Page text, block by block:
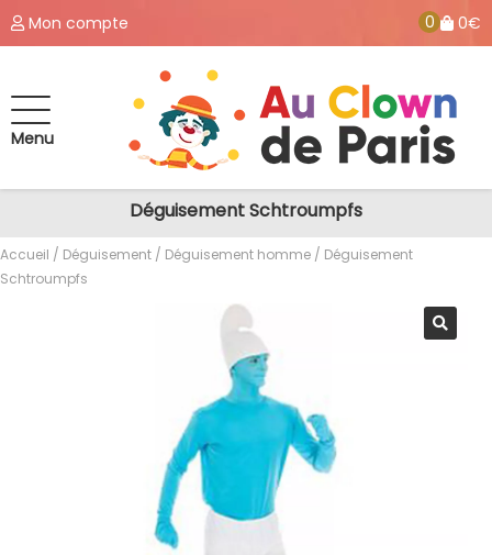
Mon compte 0 0€
Menu
Déguisement Schtroumpfs
Accueil / Déguisement / Déguisement homme / Déguisement
Schtroumpfs